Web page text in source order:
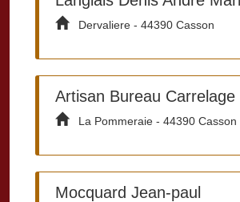
Dervaliere - 44390 Casson
Artisan Bureau
La Pommeraie - 44390 Casson
Mocquard Jean-paul